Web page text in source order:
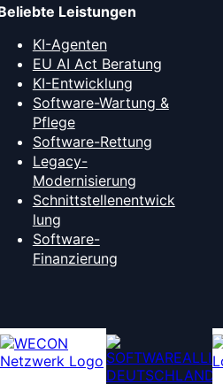
Leistungen
KI-Agenten
EU AI Act Beratung
KI-Entwicklung
Software-Wartung &
Pflege
Software-Rettung
Legacy-
Modernisierung
Schnittstellenentwick
lung
Software-
Finanzierung